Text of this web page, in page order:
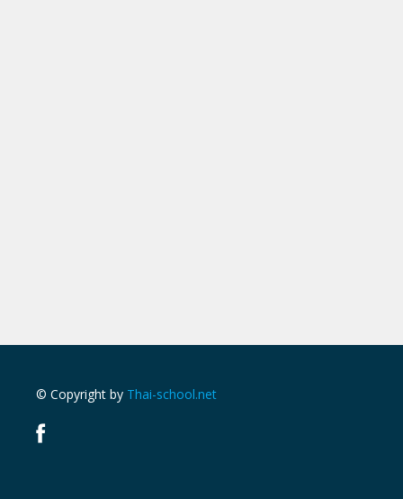
© Copyright by Thai-school.net